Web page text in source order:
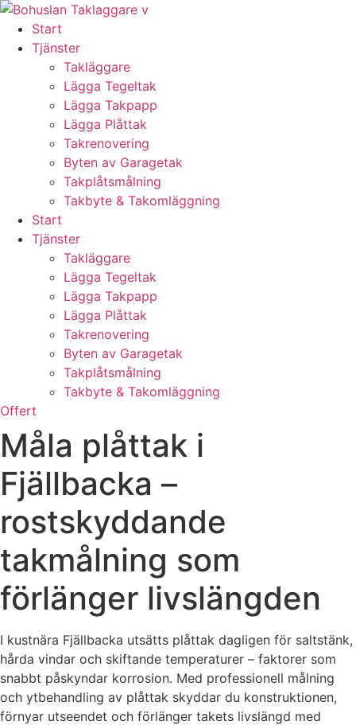
Skip
content
Start
Tjänster
Takläggare
Lägga Tegeltak
Lägga Takpapp
Lägga Plåttak
Takrenovering
Byten av Garagetak
Takplåtsmålning
Takbyte & Takomläggning
Start
Tjänster
Takläggare
Lägga Tegeltak
Lägga Takpapp
Lägga Plåttak
Takrenovering
Byten av Garagetak
Takplåtsmålning
Takbyte & Takomläggning
Offert
Måla plåttak i
Fjällbacka –
rostskyddande
takmålning som
förlänger livslängden
I kustnära Fjällbacka utsätts plåttak dagligen för saltstänk,
hårda vindar och skiftande temperaturer – faktorer som
snabbt påskyndar korrosion. Med professionell målning
och ytbehandling av plåttak skyddar du konstruktionen,
förnyar utseendet och förlänger takets livslängd med